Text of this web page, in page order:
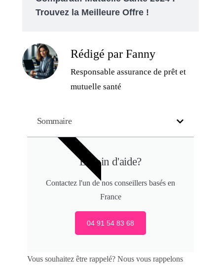
Trouvez la Meilleure Offre !
Rédigé par Fanny
Responsable assurance de prêt et
mutuelle santé
Sommaire
Besoin d'aide?
Contactez l'un de nos conseillers basés en
France
04 91 54 83 68
GRATUIT
Vous souhaitez être rappelé? Nous vous rappelons